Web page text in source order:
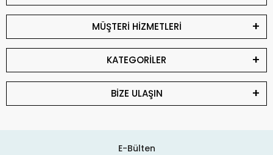
MÜŞTERİ HİZMETLERİ
KATEGORİLER
BİZE ULAŞIN
E-Bülten